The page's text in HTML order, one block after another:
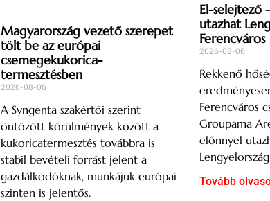
Magyarország vezető szerepet
tölt be az európai
csemegekukorica-
termesztésben
2026-08-06
A Syngenta szakértői szerint
öntözött körülmények között a
kukoricatermesztés továbbra is
stabil bevételi forrást jelent a
gazdálkodóknak, munkájuk európai
szinten is jelentős.
El-selejtező
utazhat
Ferencváros
2026-08-06
Rekkenő
Ferencváros
Groupama
előnnyel
Tovább